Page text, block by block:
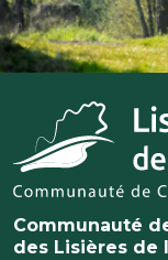
Communauté
des Lisières de